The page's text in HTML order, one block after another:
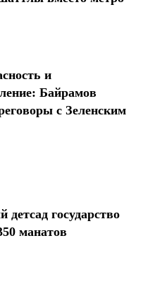
и
Байрамов
с Зеленским
детсад государство
манатов